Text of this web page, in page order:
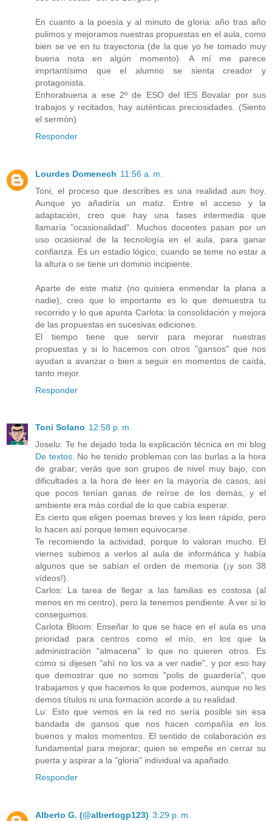
En cuanto a la poesía y al minuto de gloria: año tras año
pulimos y mejoramos nuestras propuestas en el aula, como
bien se ve en tu trayectoria (de la que yo he tomado muy
buena nota en algún momento). A mí me parece
imprtantísimo que el alumno se sienta creador y
protagonista.
Enhorabuena a ese 2º de ESO del IES Bovalar por sus
trabajos y recitados, hay auténticas preciosidades. (Siento
el sermón)
Responder
Lourdes Domenech 11:56 a. m.
Toni, el proceso que describes es una realidad aun hoy.
Aunque yo añadiría un matiz. Entre el acceso y la
adaptación, creo que hay una fases intermedia que
llamaría "ocasionalidad". Muchos docentes pasan por un
uso ocasional de la tecnología en el aula, para ganar
confianza. Es un estadio lógico, cuando se teme no estar a
la altura o se tiene un dominio incipiente.
Aparte de este matiz (no quisiera enmendar la plana a
nadie), creo que lo importante es lo que demuestra tu
recorrido y lo que apunta Carlota: la consolidación y mejora
de las propuestas en sucesivas ediciones.
El tiempo tiene que servir para mejorar nuestras
propuestas y si lo hacemos con otros "gansos" que nos
ayudan a avanzar o bien a seguir en momentos de caída,
tanto mejor.
Responder
Toni Solano 12:58 p. m.
Joselu: Te he dejado toda la explicación técnica en mi blog
De textos. No he tenido problemas con las burlas a la hora
de grabar; verás que son grupos de nivel muy bajo, con
dificultades a la hora de leer en la mayoría de casos, así
que pocos tenían ganas de reírse de los demás, y el
ambiente era más cordial de lo que cabía esperar.
Es cierto que eligen poemas breves y los leen rápido, pero
lo hacen así porque temen equivocarse.
Te recomiendo la actividad, porque lo valoran mucho. El
viernes subimos a verlos al aula de informática y había
algunos que se sabían el orden de memoria (¡y son 38
vídeos!).
Carlos: La tarea de llegar a las familias es costosa (al
menos en mi centro), pero la tenemos pendiente. A ver si lo
conseguimos.
Carlota Bloom: Enseñar lo que se hace en el aula es una
prioridad para centros como el mío, en los que la
administración "almacena" lo que no quieren otros. Es
como si dijesen "ahí no los va a ver nadie", y por eso hay
que demostrar que no somos "polis de guardería", que
trabajamos y que hacemos lo que podemos, aunque no les
demos títulos ni una formación acorde a su realidad.
Lu: Esto que vemos en la red no sería posible sin esa
bandada de gansos que nos hacen compañía en los
buenos y malos momentos. El sentido de colaboración es
fundamental para mejorar; quien se empeñe en cerrar su
puerta y aspirar a la "gloria" individual va apañado.
Responder
Alberto G. (@albertogp123) 3:29 p. m.